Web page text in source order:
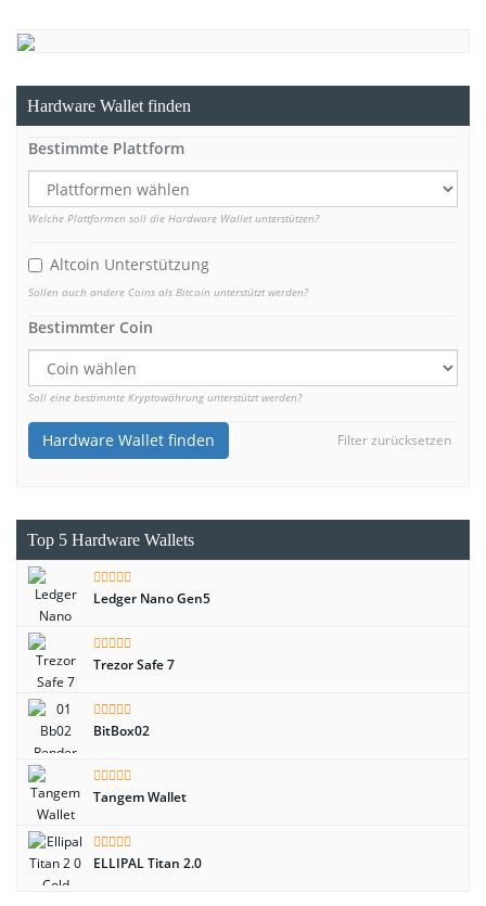
Hardware Wallet finden
Bestimmte Plattform
Welche Plattformen soll die Hardware Wallet unterstützen?
Altcoin Unterstützung
Sollen auch andere Coins als Bitcoin unterstützt werden?
Bestimmter Coin
Soll eine bestimmte Kryptowährung unterstützt werden?
Filter zurücksetzen
Hardware Wallet finden
Top 5 Hardware Wallets
Ledger Nano Gen5
Trezor Safe 7
BitBox02
Tangem Wallet
ELLIPAL Titan 2.0